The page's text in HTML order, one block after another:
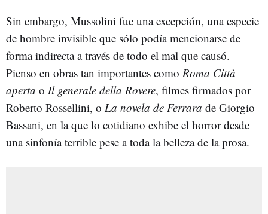
Sin embargo, Mussolini fue una excepción, una especie
de hombre invisible que sólo podía mencionarse de
forma indirecta a través de todo el mal que causó.
Pienso en obras tan importantes como Roma Città
aperta o Il generale della Rovere, filmes firmados por
Roberto Rossellini, o La novela de Ferrara de Giorgio
Bassani, en la que lo cotidiano exhibe el horror desde
una sinfonía terrible pese a toda la belleza de la prosa.